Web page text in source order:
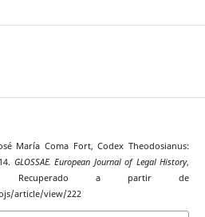
María Coma Fort, Codex Theodosianus:
GLOSSAE. European Journal of Legal History,
Recuperado a partir de
article/view/222